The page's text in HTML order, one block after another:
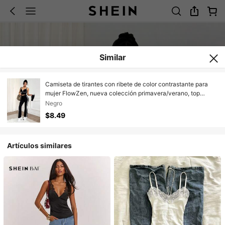
Similar
Camiseta de tirantes con ribete de color contrastante para
mujer FlowZen, nueva colección primavera/verano, top
deportivo con ajuste ceñido y estilo Y2K, elegante y chic,
adecuado para uso diario, casual, streetwear, citas, fiestas,
festivales de música, vuelta al cole, actividades al aire libre,
Negro
$8.49
Artículos similares